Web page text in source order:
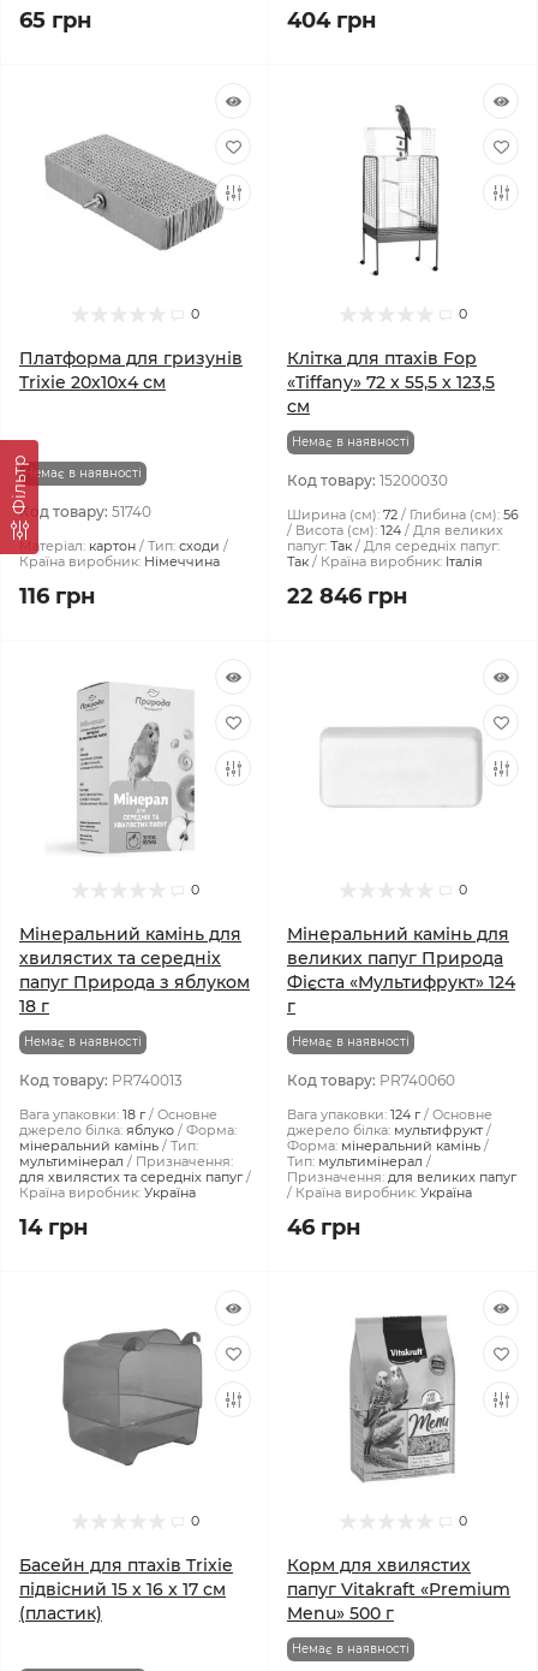
Фiльтр
65 грн 404 грн
0
Платформа для гризунів
Trixie 20х10х4 см
Немає в наявності
Код товару: 51740
Матеріал: картон Тип: сходи
Країна виробник: Німеччина
116 грн
0
Клітка для птахів Fop
«Tiffany» 72 x 55,5 x 123,5
см
Немає в наявності
Код товару: 15200030
Ширина (см): 72 Глибина (см): 56
Висота (см): 124
Для великих
папуг: Так
Для середніх папуг:
Так
Країна виробник: Італія
22 846 грн
0
Мінеральний камінь для
хвилястих та середніх
папуг Природа з яблуком
18 г
Немає в наявності
Код товару: PR740013
Вага упаковки: 18 г
Основне
джерело білка: яблуко
Форма:
мінеральний камінь
Тип:
мультимінерал
Призначення:
для хвилястих та середніх папуг
Країна виробник: Україна
14 грн
0
Мінеральний камінь для
великих папуг Природа
Фієста «Мультифрукт» 124
г
Немає в наявності
Код товару: PR740060
Вага упаковки: 124 г
Основне
джерело білка: мультифрукт
Форма: мінеральний камінь
Тип: мультимінерал
Призначення: для великих папуг
Країна виробник: Україна
46 грн
0
Басейн для птахів Trixie
підвісний 15 x 16 x 17 см
(пластик)
0
Корм для хвилястих
папуг Vitakraft «Premium
Menu» 500 г
Немає в наявності